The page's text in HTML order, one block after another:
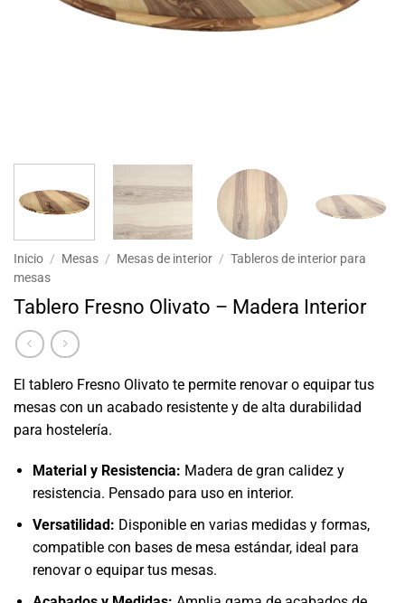
Inicio / Mesas / Mesas de interior / Tableros de interior para
mesas
Tablero Fresno Olivato – Madera Interior
El tablero Fresno Olivato te permite renovar o equipar tus
mesas con un acabado resistente y de alta durabilidad
para hostelería.
Material y Resistencia: Madera de gran calidez y
resistencia. Pensado para uso en interior.
Versatilidad: Disponible en varias medidas y formas,
compatible con bases de mesa estándar, ideal para
renovar o equipar tus mesas.